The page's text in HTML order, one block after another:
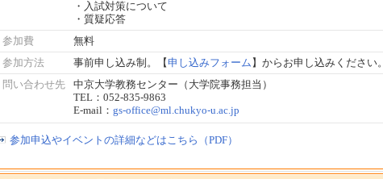
・入試対策について
・質疑応答
参加費
無料
参加方法
事前申し込み制。【申し込みフォーム 】からお申し込みください。
問い合わせ先
中京大学教務センター（大学院事務担当）
TEL：052-835-9863
E-mail： gs-office@ml.chukyo-u.ac.jp
参加申込やイベントの詳細などはこちら（PDF）